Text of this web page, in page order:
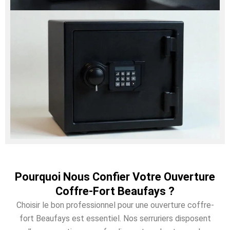
Pourquoi Nous Confier Votre Ouverture
Coffre-Fort Beaufays ?
Choisir le bon professionnel pour une ouverture coffre-
fort Beaufays est essentiel. Nos serruriers disposent